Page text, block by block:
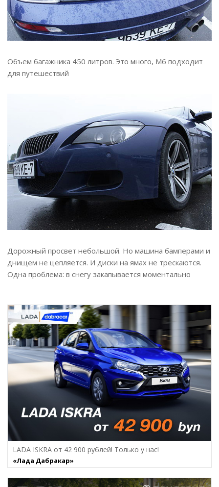
Объем багажника 450 литров. Это много, М6 подходит
для путешествий
Дорожный просвет небольшой. Но машина бамперами и
днищем не цепляется. И диски на ямах не трескаются.
Одна проблема: в снегу закапывается моментально
LADA ISKRA от 42 900 рублей! Только у нас!
«Лада Дабракар»